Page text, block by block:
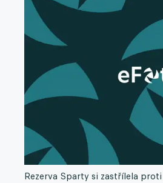
Rezerva Sparty si zastřílela